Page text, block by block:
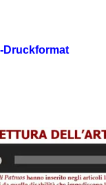
Druckformat